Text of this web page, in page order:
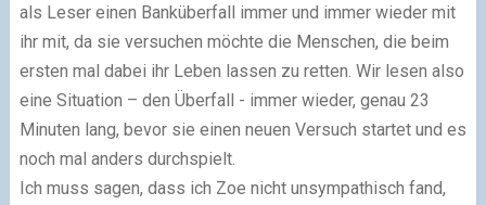
als Leser einen Banküberfall immer und immer wieder mit
ihr mit, da sie versuchen möchte die Menschen, die beim
ersten mal dabei ihr Leben lassen zu retten. Wir lesen also
eine Situation – den Überfall - immer wieder, genau 23
Minuten lang, bevor sie einen neuen Versuch startet und es
noch mal anders durchspielt.
Ich muss sagen, dass ich Zoe nicht unsympathisch fand,